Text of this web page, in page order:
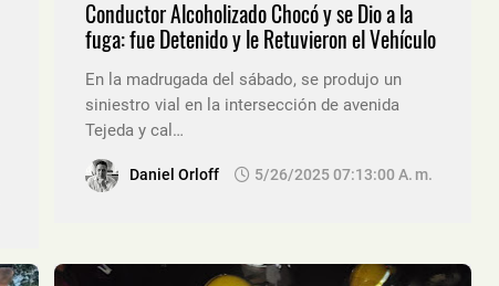
Conductor Alcoholizado Chocó y se Dio a la
fuga: fue Detenido y le Retuvieron el Vehículo
En la madrugada del sábado, se produjo un
siniestro vial en la intersección de avenida
Tejeda y cal…
Daniel Orloff 5/26/2025 07:13:00 A. M.